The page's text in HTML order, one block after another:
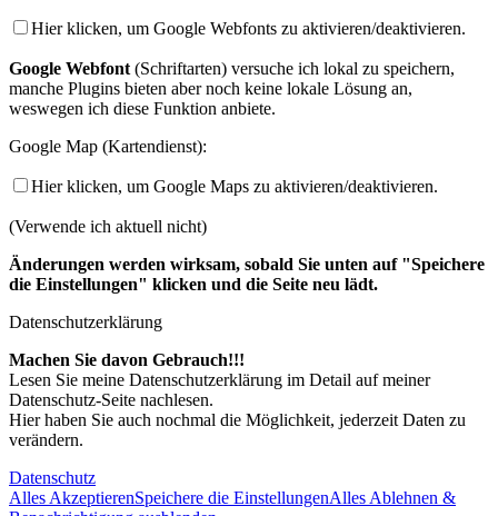
Hier klicken, um Google Webfonts zu aktivieren/deaktivieren.
Google Webfont (Schriftarten) versuche ich lokal zu speichern,
manche Plugins bieten aber noch keine lokale Lösung an,
weswegen ich diese Funktion anbiete.
Google Map (Kartendienst):
Hier klicken, um Google Maps zu aktivieren/deaktivieren.
(Verwende ich aktuell nicht)
Änderungen werden wirksam, sobald Sie unten auf "Speichere
die Einstellungen" klicken und die Seite neu lädt.
Datenschutzerklärung
Machen Sie davon Gebrauch!!!
Lesen Sie meine Datenschutzerklärung im Detail auf meiner
Datenschutz-Seite nachlesen.
Hier haben Sie auch nochmal die Möglichkeit, jederzeit Daten zu
verändern.
Datenschutz
Alles AkzeptierenSpeichere die EinstellungenAlles Ablehnen &